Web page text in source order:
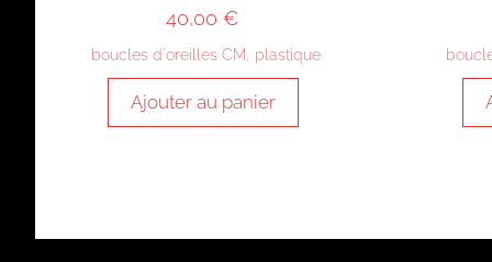
40,00€
boucles d'oreilles CM plastique
Ajouter au panier